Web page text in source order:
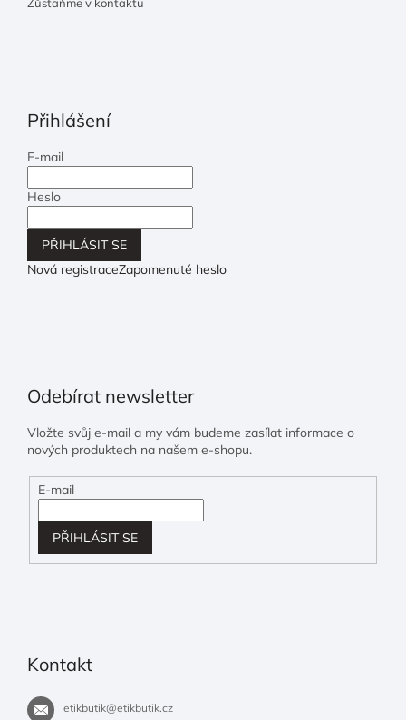
Přihlášení
E-mail
Heslo
PŘIHLÁSIT SE
Nová registraceZapomenuté heslo
Odebírat newsletter
Vložte svůj e-mail a my vám budeme zasílat informace o
nových produktech na našem e-shopu.
E-mail
PŘIHLÁSIT SE
Kontakt
etikbutik@etikbutik.cz